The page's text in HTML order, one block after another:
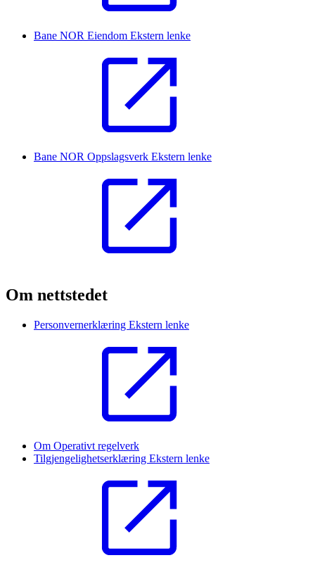
Bane NOR Eiendom Ekstern lenke
Bane NOR Oppslagsverk Ekstern lenke
Om nettstedet
Personvernerklæring Ekstern lenke
Om Operativt regelverk
Tilgjengelighetserklæring Ekstern lenke